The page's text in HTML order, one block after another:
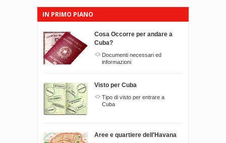
IN PRIMO PIANO
Cosa Occorre per andare a
Cuba?
Documenti necessari ed
informazioni
Visto per Cuba
Tipo di visto per entrare a
Cuba
Aree e quartiere dell'Havana